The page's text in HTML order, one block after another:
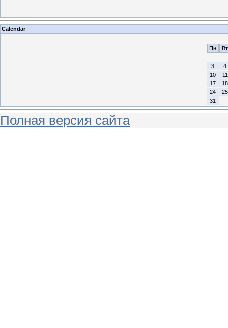
Calendar
Пн
Вт
3
4
10
11
17
18
24
25
31
Полная версия сайта